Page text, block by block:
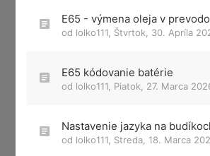
E65 - výmena oleja v
od lolko111 Štvrtok, 30. Apríla
E65 kódovanie batérie
od lolko111 Piatok, 27. Marca
Nastavenie jazyka na
od lolko111 Streda, 18. Marca